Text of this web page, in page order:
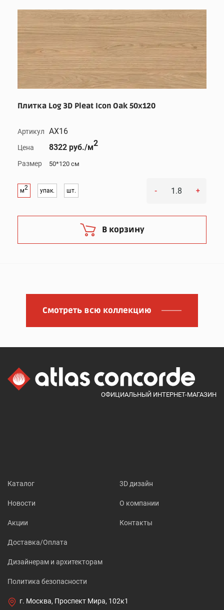
Плитка Log 3D Pleat Icon Oak 50x120
Артикул AX16
Цена 8322 руб./м2
Размер 50*120 см
м2 упак. шт. - +
В корзину
Смотреть всю коллекцию
ОФИЦИАЛЬНЫЙ ИНТЕРНЕТ-МАГАЗИН
Каталог
Новости
Акции
3D дизайн
О компании
Контакты
Доставка/Оплата
Дизайнерам и архитекторам
Политика безопасности
г. Москва, Проспект Мира, 102к1